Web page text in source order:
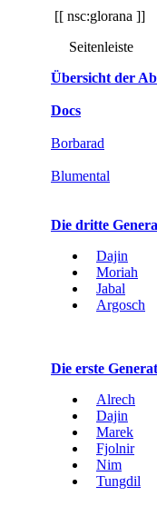
nsc:glorana
Seitenleiste
Übersicht der
Docs
Borbarad
Blumental
Die dritte
Dajin
Moriah
Jabal
Argosch
Die erste
Alrech
Dajin
Marek
Fjolnir
Nim
Tungdil